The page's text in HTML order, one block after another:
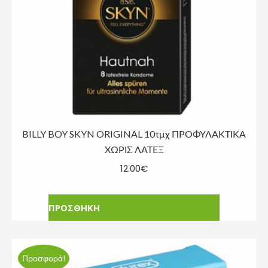
BILLY BOY SKYN ORIGINAL 10τμχ ΠΡΟΦΥΛΑΚΤΙΚΑ
ΧΩΡΙΣ ΛΑΤΕΞ
12.00€
ΠΡΟΣΘΗΚΗ
Προσφορά!